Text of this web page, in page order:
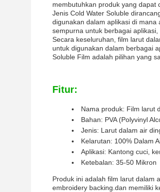
membutuhkan produk yang dapat
Jenis Cold Water Soluble
digunakan dalam aplikasi di
sempurna untuk berbagai
Secara keseluruhan, film larut
untuk digunakan dalam berbagai
Soluble Film adalah pilihan yang
Fitur:
Nama produk: Film larut
Bahan: PVA (Polyvinyl
Jenis: Larut dalam air
Kelarutan: 100% Dalam
Aplikasi: Kantong cuci,
Ketebalan: 35-50 Mikron
Produk ini adalah film larut dalam
embroidery backing.dan memiliki